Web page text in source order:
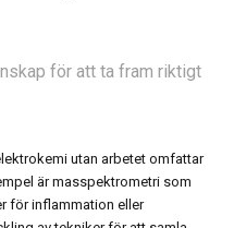
för att ta fram riktigt
utan arbetet omfattar
är masspektrometri som
för inflammation eller